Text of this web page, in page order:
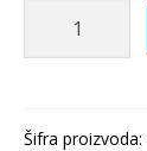
13x2850
količina
Šifra proizvoda: